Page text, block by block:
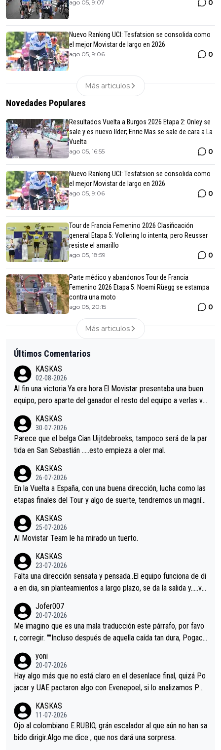
ago 05, 9:07 0
Nuevo Ranking UCI: Tesfatsion se consolida como
el mejor Movistar de largo en 2026
ago 05, 9:06 0
Más articulos
Novedades Populares
Resultados Vuelta a Burgos 2026 Etapa 2: Onley se
sale y es nuevo líder; Enric Mas se sale de cara a La
Vuelta
ago 05, 16:55 0
Nuevo Ranking UCI: Tesfatsion se consolida como
el mejor Movistar de largo en 2026
ago 05, 9:06 0
Tour de Francia Femenino 2026 Clasificación
general Etapa 5: Vollering lo intenta, pero Reusser
resiste el amarillo
ago 05, 18:59 0
Parte médico y abandonos Tour de Francia
Femenino 2026 Etapa 5: Noemi Rüegg se estampa
contra una moto
ago 05, 20:15 0
Más articulos
Últimos Comentarios
KASKAS
02-08-2026
Al fin una victoria.Ya era hora.El Movistar presentaba una buen
equipo, pero aparte del ganador el resto del equipo a verlas ve
s.La única buena noticia es la mejoría de Enric Más en San Seb
astian.Si en la Vuelta a Burgos sigue la mejoría, podríamos ten
er alguna sorpresa en la Vuelta.Ojalá.
KASKAS
30-07-2026
Parece que el belga Cian Uijtdebroeks, tampoco será de la par
tida en San Sebastián …..esto empieza a oler mal.
KASKAS
26-07-2026
En la Vuelta a España, con una buena dirección, lucha como las
etapas finales del Tour y algo de suerte, tendremos un magnífi
KASKAS
25-07-2026
Al Movistar Team le ha mirado un tuerto.
KASKAS
23-07-2026
Falta una dirección sensata y pensada..El equipo funciona de di
a en dia, sin planteamientos a largo plazo, se da la salida y…..ve
Minguez, Velez etc etc.Me da pena vivir estos momentos tan
tristes sin victorias.
Jofer007
20-07-2026
Me imagino que es una mala traducción este párrafo, por favo
r, corregir. ""Incluso después de aquella caída tan dura, Pogaca
permaneció pegado a su rueda. Parecía increíble la forma en l
a que era capaz de controlar el miedo", recordó."
yoni
20-07-2026
Hay algo más que no está claro en el desenlace final, quizá Po
jacar y UAE pactaron algo con Evenepoel, si lo analizamos Poj
i sin pedalear, luego está el saludo con Evenepoel dándose la
mano de una manera muy fraternal, más allá de los típicos toqu
es en el hombro con que saludaba a Vingegard. Ahí hubo una in
KASKAS
11-07-2026
Ojo al colombiano E.RUBIO, grán escalador al que aún no han sa
bido dirigir.Algo me dice , que nos dará una sorpresa.